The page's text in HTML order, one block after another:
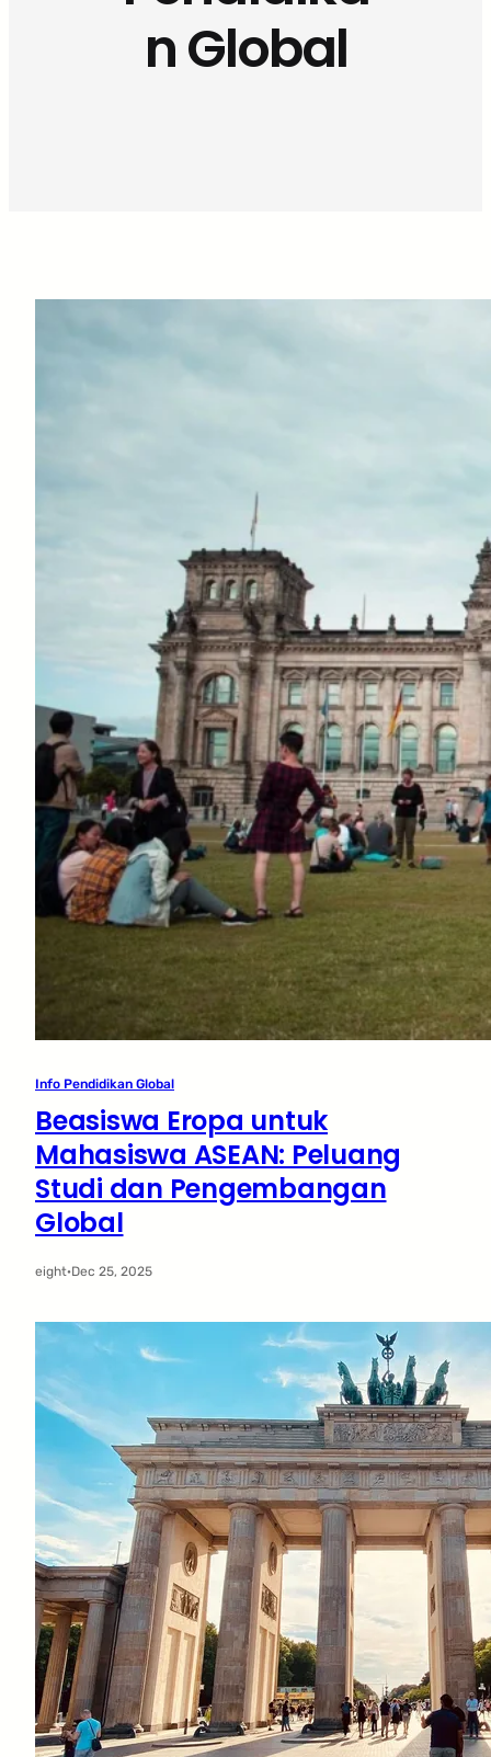
n Global
Info Pendidikan Global
Beasiswa Eropa untuk
Mahasiswa ASEAN: Peluang
Studi dan Pengembangan
Global
eight·Dec 25, 2025